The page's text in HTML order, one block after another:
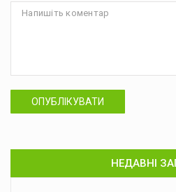
ОПУБЛІКУВАТИ
НЕДАВНІ